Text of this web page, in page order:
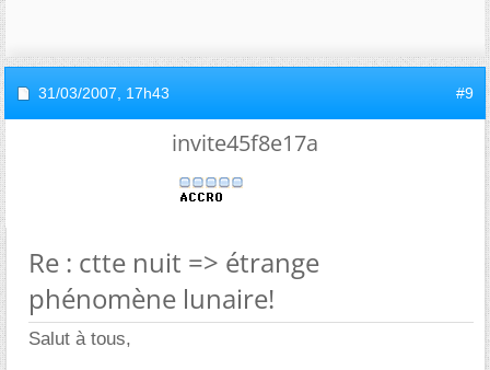
31/03/2007, 17h43 #9
invite45f8e17a
Re : ctte nuit => étrange
phénomène lunaire!
Salut à tous,